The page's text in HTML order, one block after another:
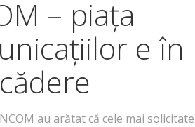
– piața
e în
au arătat că cele mai solicitate